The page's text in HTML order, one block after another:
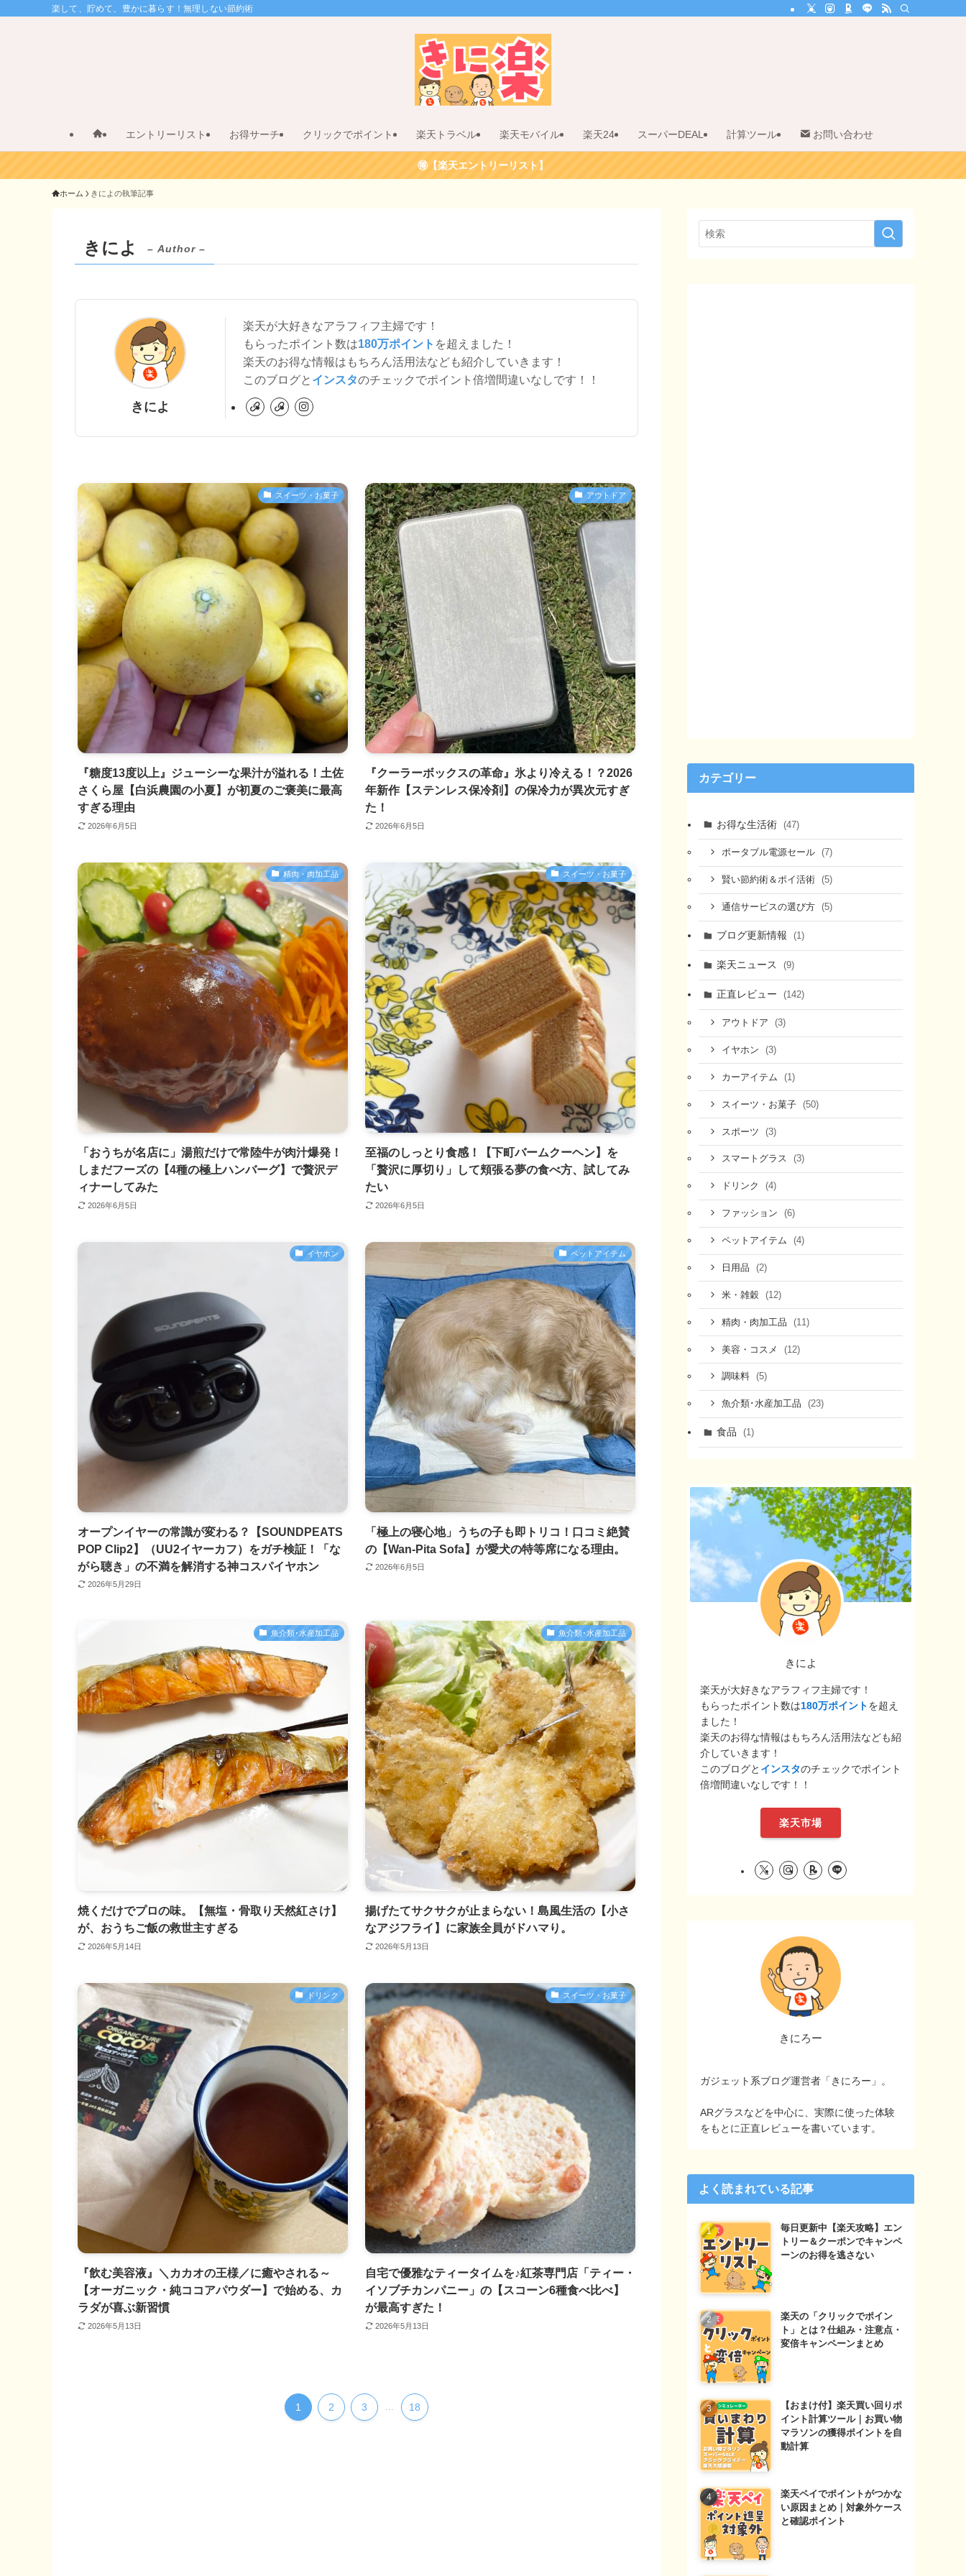
楽して、貯めて、豊かに暮らす！無理しない節約術
エントリーリスト お得サーチ クリックでポイント 楽天トラベル 楽天モバイル 楽天24 スーパーDEAL 計算ツール お問い合わせ
🉐【楽天エントリーリスト】
ホーム きによの執筆記事
きによ – Author –
きによ
楽天が大好きなアラフィフ主婦です！
もらったポイント数は180万ポイント を超えました！
楽天のお得な情報はもちろん活用法なども紹介していきます！
このブログと インスタのチェックでポイント倍増間違いなしです！！
スイーツ・お菓子
『糖度13度以上』ジューシーな果汁が溢れる！土佐
さくら屋【白浜農園の小夏】が初夏のご褒美に最高
すぎる理由
2026年6月5日
アウトドア
『クーラーボックスの革命』氷より冷える！？2026
年新作【ステンレス保冷剤】の保冷力が異次元すぎ
た！
2026年6月5日
精肉・肉加工品
「おうちが名店に」湯煎だけで常陸牛が肉汁爆発！
しまだフーズの【4種の極上ハンバーグ】で贅沢デ
ィナーしてみた
2026年6月5日
スイーツ・お菓子
至福のしっとり食感！【下町バームクーヘン】を
「贅沢に厚切り」して頬張る夢の食べ方、試してみ
たい
2026年6月5日
イヤホン
オープンイヤーの常識が変わる？【SOUNDPEATS
POP Clip2】（UU2イヤーカフ）をガチ検証！「な
がら聴き」の不満を解消する神コスパイヤホン
2026年5月29日
ペットアイテム
「極上の寝心地」うちの子も即トリコ！口コミ絶賛
の【Wan-Pita Sofa】が愛犬の特等席になる理由。
2026年6月5日
魚介類･水産加工品
焼くだけでプロの味。【無塩・骨取り天然紅さけ】
が、おうちご飯の救世主すぎる
2026年5月14日
魚介類･水産加工品
揚げたてサクサクが止まらない！島風生活の【小さ
なアジフライ】に家族全員がドハマり。
2026年5月13日
ドリンク
『飲む美容液』＼カカオの王様／に癒やされる～
【オーガニック・純ココアパウダー】で始める、カ
ラダが喜ぶ新習慣
2026年5月13日
スイーツ・お菓子
自宅で優雅なティータイムを♪紅茶専門店「ティー・
イソブチカンパニー」の【スコーン6種食べ比べ】
が最高すぎた！
2026年5月13日
1 2 3 18
カテゴリー
お得な生活術 (47)
ポータブル電源セール (7)
賢い節約術＆ポイ活術 (5)
通信サービスの選び方 (5)
ブログ更新情報 (1)
楽天ニュース (9)
正直レビュー (142)
アウトドア (3)
イヤホン (3)
カーアイテム (1)
スイーツ・お菓子 (50)
スポーツ (3)
スマートグラス (3)
ドリンク (4)
ファッション (6)
ペットアイテム (4)
日用品 (2)
米・雑穀 (12)
精肉・肉加工品 (11)
美容・コスメ (12)
調味料 (5)
魚介類･水産加工品 (23)
食品 (1)
きによ
楽天が大好きなアラフィフ主婦です！
もらったポイント数は180万ポイントを超え
ました！
楽天のお得な情報はもちろん活用法なども紹
介していきます！
このブログと インスタのチェックでポイント
倍増間違いなしです！！
楽天市場
きにろー
ガジェット系ブログ運営者「きにろー」。
ARグラスなどを中心に、実際に使った体験
をもとに正直レビューを書いています。
よく読まれている記事
毎日更新中【楽天攻略】エン
トリー＆クーポンでキャンペ
ーンのお得を逃さない
楽天の「クリックでポイン
ト」とは？仕組み・注意点・
変倍キャンペーンまとめ
【おまけ付】楽天買い回りポ
イント計算ツール｜お買い物
マラソンの獲得ポイントを自
動計算
楽天ペイでポイントがつかな
い原因まとめ｜対象外ケース
と確認ポイント